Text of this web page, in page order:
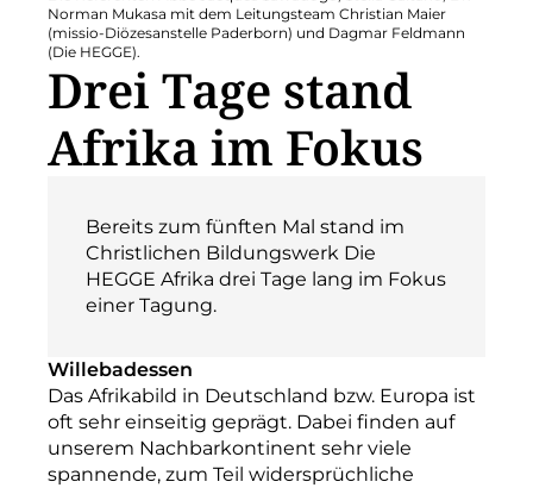
Norman Mukasa mit dem Leitungsteam Christian Maier
(missio-Diözesanstelle Paderborn) und Dagmar Feldmann
(Die HEGGE).
Drei Tage stand
Afrika im Fokus
Bereits zum fünften Mal stand im
Christlichen Bildungswerk Die
HEGGE Afrika drei Tage lang im Fokus
einer Tagung.
Willebadessen
Das Afrikabild in Deutschland bzw. Europa ist
oft sehr einseitig geprägt. Dabei finden auf
unserem Nachbarkontinent sehr viele
spannende, zum Teil widersprüchliche